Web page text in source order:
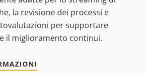
la revisione dei processi e
per supportare
il miglioramento continui.